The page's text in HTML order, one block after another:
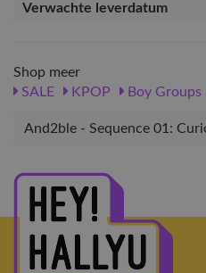
Verwachte leverdatum
Shop meer
SALE
KPOP Boy Groups
And2ble - Sequence 01: